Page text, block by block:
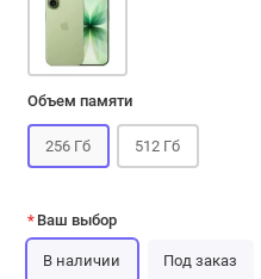
Объем памяти
256 Гб 512 Гб
Ваш выбор
В наличии Под заказ